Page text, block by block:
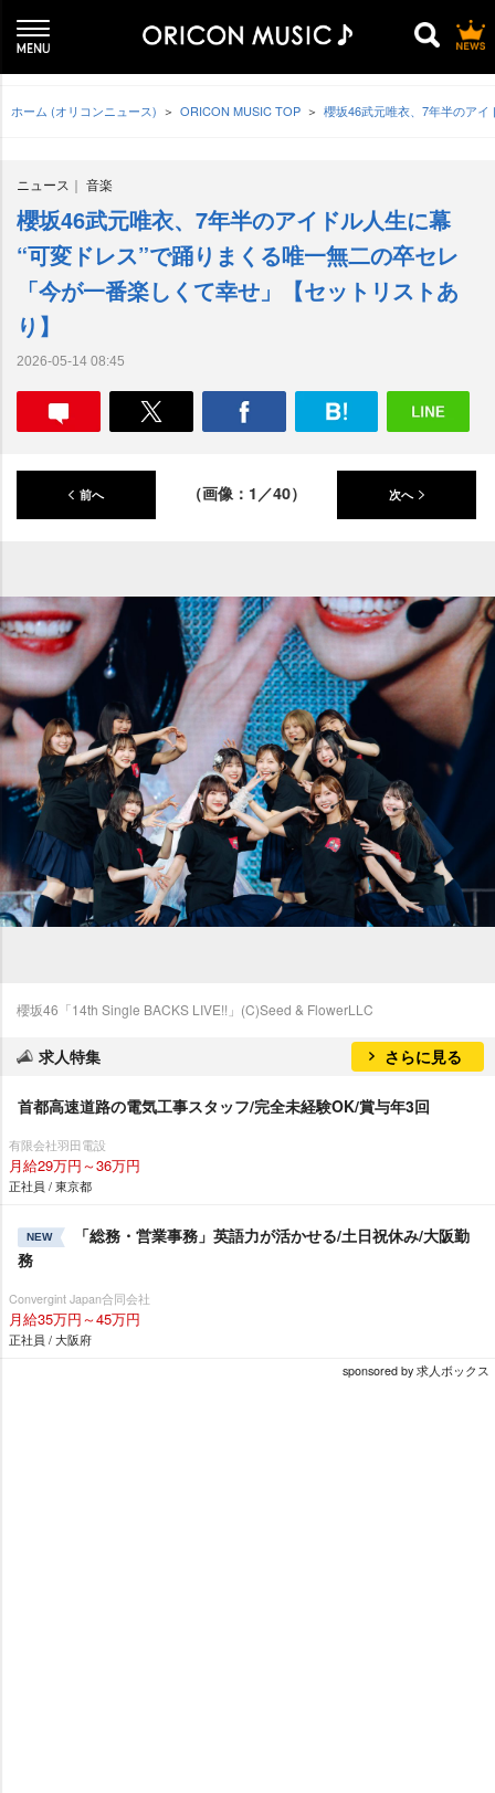
ホーム (オリコンニュース) ORICON MUSIC TOP 櫻坂46武元唯衣、7年半のア
ニュース 音楽
櫻坂46武元唯衣、7年半のアイドル人生に幕
“可変ドレス”で踊りまくる唯一無二の卒セレ
「今が一番楽しくて幸せ」【セットリストあ
り】
2026-05-14 08:45
前へ （画像：1／40） 次へ
櫻坂46「14th Single BACKS LIVE!!」(C)Seed & FlowerLLC
求人特集 さらに見る
首都高速道路の電気工事スタッフ/完全未経験OK/賞与年3回
有限会社羽田電設
月給29万円～36万円
正社員 / 東京都
NEW
「総務・営業事務」英語力が活かせる/土日祝休み/大阪勤
務
Convergint Japan合同会社
月給35万円～45万円
正社員 / 大阪府
sponsored by 求人ボックス